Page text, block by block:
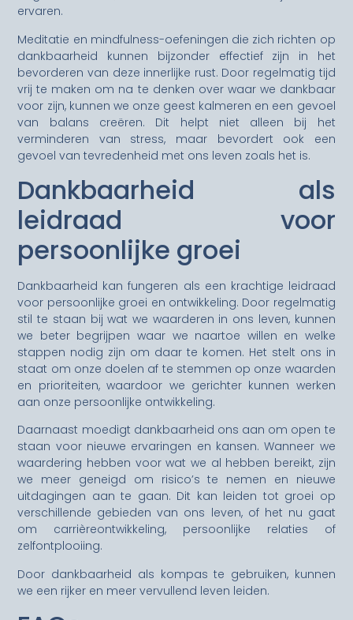
ervaren.
Meditatie en mindfulness-oefeningen die zich richten op
dankbaarheid kunnen bijzonder effectief zijn in het
bevorderen van deze innerlijke rust. Door regelmatig tijd
vrij te maken om na te denken over waar we dankbaar
voor zijn, kunnen we onze geest kalmeren en een gevoel
van balans creëren. Dit helpt niet alleen bij het
verminderen van stress, maar bevordert ook een
gevoel van tevredenheid met ons leven zoals het is.
Dankbaarheid als
leidraad voor
persoonlijke groei
Dankbaarheid kan fungeren als een krachtige leidraad
voor persoonlijke groei en ontwikkeling. Door regelmatig
stil te staan bij wat we waarderen in ons leven, kunnen
we beter begrijpen waar we naartoe willen en welke
stappen nodig zijn om daar te komen. Het stelt ons in
staat om onze doelen af te stemmen op onze waarden
en prioriteiten, waardoor we gerichter kunnen werken
aan onze persoonlijke ontwikkeling.
Daarnaast moedigt dankbaarheid ons aan om open te
staan voor nieuwe ervaringen en kansen. Wanneer we
waardering hebben voor wat we al hebben bereikt, zijn
we meer geneigd om risico’s te nemen en nieuwe
uitdagingen aan te gaan. Dit kan leiden tot groei op
verschillende gebieden van ons leven, of het nu gaat
om carrièreontwikkeling, persoonlijke relaties of
zelfontplooiing.
Door dankbaarheid als kompas te gebruiken, kunnen
we een rijker en meer vervullend leven leiden.